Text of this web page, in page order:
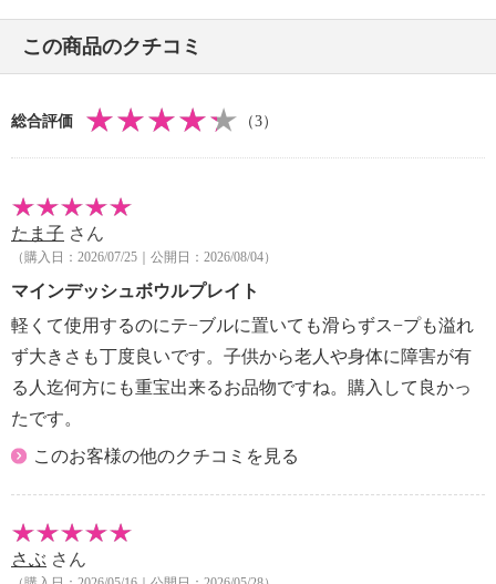
・火のそばに置かない。
・直火、オーブンおよびグリルの使用はしない。
【保証（有無）、保証期間】
【原産国（地）】
・中国製
この商品のクチコミ
総合評価 （3）
たま子 さん
（購入日：2026/07/25｜公開日：2026/08/04）
マインデッシュボウルプレイト
軽くて使用するのにテ−ブルに置いても滑らずス−プも溢れ
ず大きさも丁度良いです。子供から老人や身体に障害が有
る人迄何方にも重宝出来るお品物ですね。購入して良かっ
たです。
このお客様の他のクチコミを見る
さぶ さん